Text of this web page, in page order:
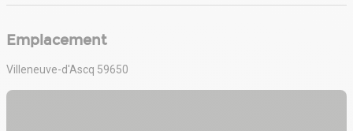
Emplacement
Villeneuve-d'Ascq 59650